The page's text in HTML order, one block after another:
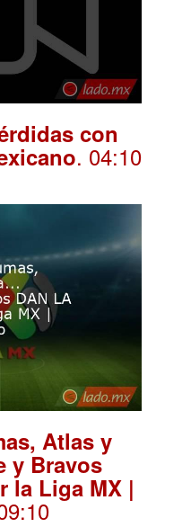
con
. 04:10
Atlas y
y Bravos
la Liga MX |